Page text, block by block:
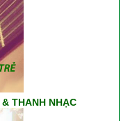
THANH NHẠC